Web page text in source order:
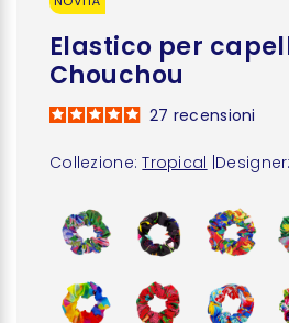
Elastico per
Chouchou
Collezione: Tropical Designer:
27 recensioni